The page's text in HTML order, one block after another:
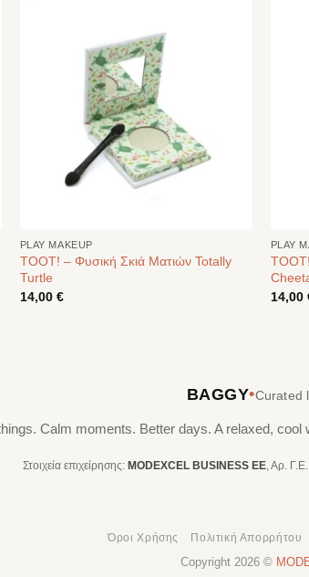
PLAY MAKEUP
TOOT! – Φυσική Σκιά Ματιών Totally
Turtle
14,00 €
PLAY
14,00
BAGGY•Curated
Calm moments. Better days. A relaxed,
Στοιχεία επιχείρησης: MODEXCEL BUSINESS ΕΕ, Αρ.
Όροι Χρήσης Πολιτική Απορρήτου
Copyright 2026 ©